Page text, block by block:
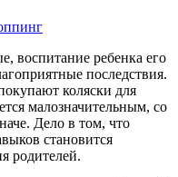
воспитание ребенка его
последствия.
коляски для
малозначительным, со
Дело в том, что
становится
родителей.